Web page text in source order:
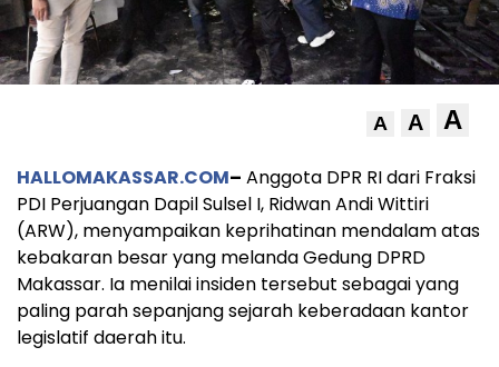
A A A
HALLOMAKASSAR.COM– Anggota DPR RI dari Fraksi
PDI Perjuangan Dapil Sulsel I, Ridwan Andi Wittiri
(ARW), menyampaikan keprihatinan mendalam atas
kebakaran besar yang melanda Gedung DPRD
Makassar. Ia menilai insiden tersebut sebagai yang
paling parah sepanjang sejarah keberadaan kantor
legislatif daerah itu.